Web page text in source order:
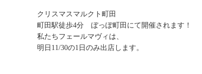
クリスマスマルクト町田
町田駅徒歩4分 ぼっぽ町田にて開催されます！
私たちフェールマヴィは、
明日11/30の1日のみ出店します。